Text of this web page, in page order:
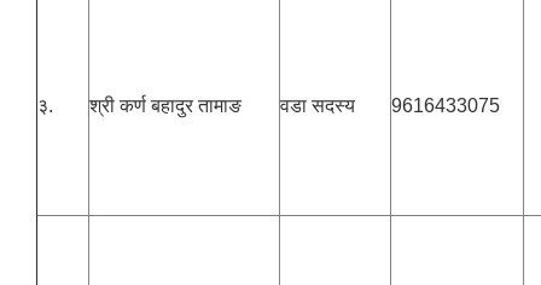
३. श्री कर्ण बहादुर तामाङ वडा सदस्य 9616433075